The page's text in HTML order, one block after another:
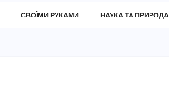
СВОЇМИ РУКАМИ НАУКА ТА ПРИРОДА